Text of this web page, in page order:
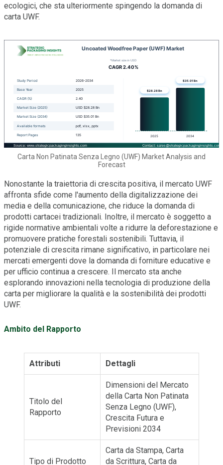
ecologici, che sta ulteriormente spingendo la domanda di
carta UWF.
Carta Non Patinata Senza Legno (UWF) Market Analysis and
Forecast
Nonostante la traiettoria di crescita positiva, il mercato UWF
affronta sfide come l'aumento della digitalizzazione dei
media e della comunicazione, che riduce la domanda di
prodotti cartacei tradizionali. Inoltre, il mercato è soggetto a
rigide normative ambientali volte a ridurre la deforestazione e
promuovere pratiche forestali sostenibili. Tuttavia, il
potenziale di crescita rimane significativo, in particolare nei
mercati emergenti dove la domanda di forniture educative e
per ufficio continua a crescere. Il mercato sta anche
esplorando innovazioni nella tecnologia di produzione della
carta per migliorare la qualità e la sostenibilità dei prodotti
UWF.
Ambito del Rapporto
Attributi Dettagli
Titolo del
Rapporto
Dimensioni del Mercato
della Carta Non Patinata
Senza Legno (UWF),
Crescita Futura e
Previsioni 2034
Tipo di Prodotto
Carta da Stampa, Carta
da Scrittura, Carta da